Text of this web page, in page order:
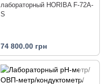
лабораторный HORIBA F-72A-
S
74 800.00 грн